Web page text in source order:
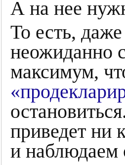
А на нее
То есть,
неожиданно
максимум,
приведет ни
и наблюдаем